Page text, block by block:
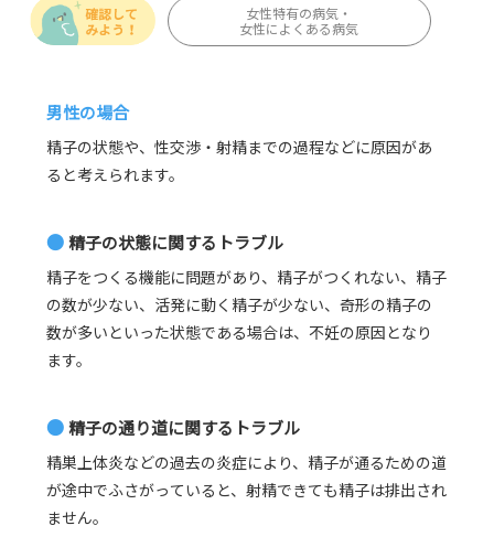
女性特有の病気・
女性によくある病気
男性の場合
精子の状態や、性交渉・射精までの過程などに原因があ
ると考えられます。
●精子の状態に関するトラブル
精子をつくる機能に問題があり、精子がつくれない、精子
の数が少ない、活発に動く精子が少ない、奇形の精子の
数が多いといった状態である場合は、不妊の原因となり
ます。
●精子の通り道に関するトラブル
精巣上体炎などの過去の炎症により、精子が通るための道
が途中でふさがっていると、射精できても精子は排出され
ません。